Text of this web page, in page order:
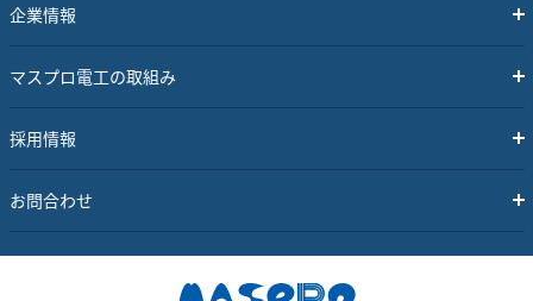
企業情報
マスプロ電工の取組み
採用情報
お問合わせ